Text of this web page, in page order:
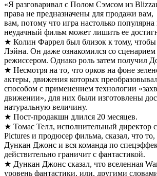
«Я разговаривал с Полом Сэмсом из
права не предназначены для продажи
вам, потому что игра настолько популярна
неудачный фильм может лишить ее
★ Колин Фаррел был близок к тому, чтобы
Лэйна. Он даже ознакомился со сценарием
режиссером. Однако роль затем получил
★ Несмотря на то, что орков на фоне
актеры, движения которых
способом с применением технологии
движении», для них были изготовлены
натуральную величину.
★ Пост-продакшн длился 20 месяцев.
★ Томас Телл, исполнительный директор
Pictures и продюсер фильма, сказал, что то,
Дункан Джонс и вся команда по
действительно граничит с фантастикой.
★ Дункан Джонс сказал, что вселенная
уровень фантастики, или, другими